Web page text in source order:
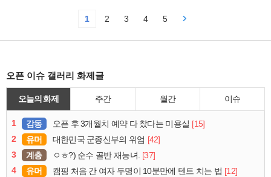
1 2 3 4 5
오픈 이슈 갤러리 화제글
오늘의 화제 주간 월간 이슈
1 감동 오픈 후 3개월치 예약 다 찼다는 미용실 [15]
2
유머 대한민국 군종신부의 위엄 [42]
3
계층 ㅇㅎ?) 순수 골반 재능녀. [37]
4
유머 캠핑 처음 간 여자 두명이 10분만에 텐트 치는 법 [12]